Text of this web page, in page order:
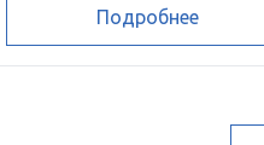
Подробнее